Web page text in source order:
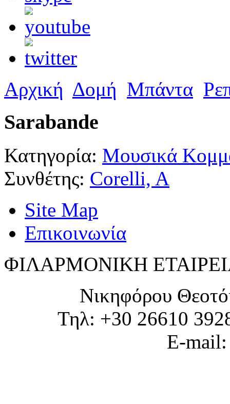
Αρχική Δομή Μπάντα
Sarabande
Κατηγορία: Μουσικά
Συνθέτης: Corelli, A
Site Map
Επικοινωνία
ΦΙΛΑΡΜΟΝΙΚΗ
Νικηφόρου
Τηλ: +30 26610
E-